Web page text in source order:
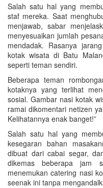
Salah satu hal yang
staf mereka. Saat
menjawab, sabar
menyesuaikan jumlah
mendadak. Rasanya
kotak wisata di Batu
seperti teman sendiri.
Beberapa teman
kotaknya yang terlihat
sosial. Gambar nasi kotak
ramai dikomentari netizen
Kelihatannya enak banget!”
Salah satu hal yang
kesegaran bahan
dibuat dari cabai segar,
dikemas beberapa jam
menemukan catering nasi
seenak ini tanpa